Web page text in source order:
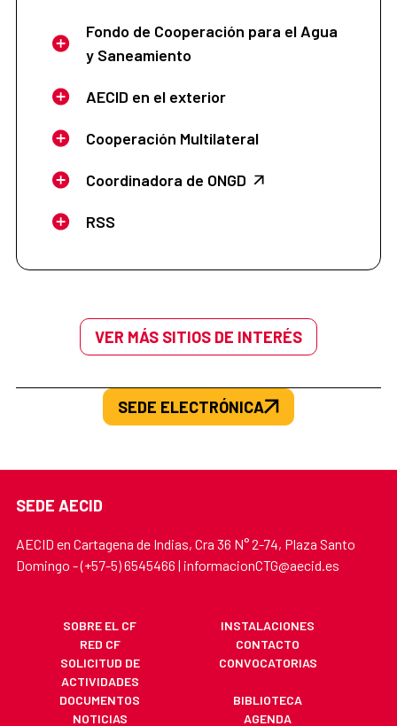
Fondo de Cooperación para el Agua
y Saneamiento
AECID en el exterior
Cooperación Multilateral
Coordinadora de ONGD
RSS
VER MÁS SITIOS DE INTERÉS
SEDE ELECTRÓNICA
SEDE AECID
AECID en Cartagena de Indias, Cra 36 N° 2-74, Plaza Santo
Domingo - (+57-5) 6545466 | informacionCTG@aecid.es
SOBRE EL CF
INSTALACIONES
RED CF
CONTACTO
SOLICITUD DE
ACTIVIDADES
CONVOCATORIAS
DOCUMENTOS
BIBLIOTECA
NOTICIAS
AGENDA